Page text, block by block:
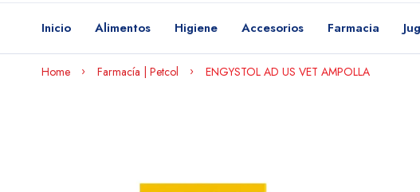
Inicio Alimentos Higiene Accesorios Farmacia
Home Farmacía | Petcol ENGYSTOL AD US VET AMPOLLA